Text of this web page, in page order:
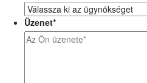
Üzenet*